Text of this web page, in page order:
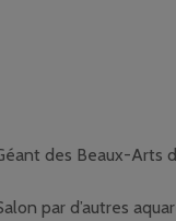
des Beaux-Arts
par d’autres